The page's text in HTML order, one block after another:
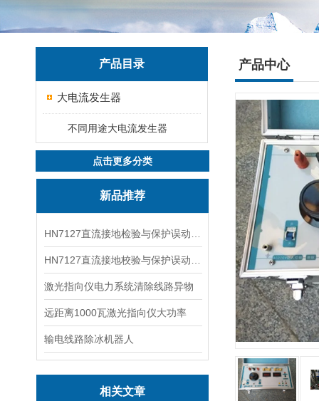
产品目录
大电流发生器
不同用途大电流发生器
点击更多分类
新品推荐
激光指向仪电力系统清除线路异物
远距离1000瓦激光指向仪大功率
输电线路除冰机器人
相关文章
产品中心